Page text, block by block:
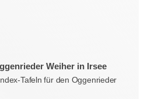
Weiher in Irsee
Tafeln für den Oggenrieder